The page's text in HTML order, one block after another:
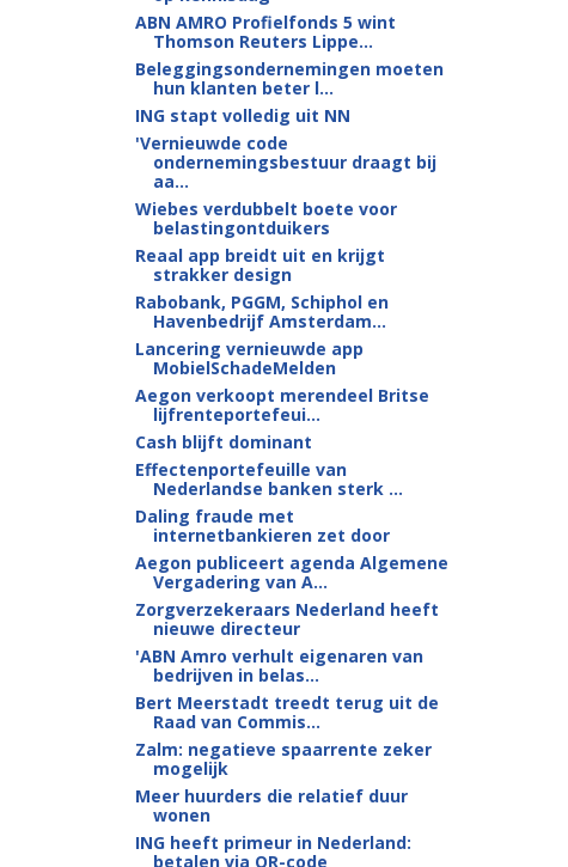
ABN AMRO Profielfonds 5 wint
Thomson Reuters Lippe...
Beleggingsondernemingen moeten
hun klanten beter l...
ING stapt volledig uit NN
'Vernieuwde code
ondernemingsbestuur draagt bij
aa...
Wiebes verdubbelt boete voor
belastingontduikers
Reaal app breidt uit en krijgt
strakker design
Rabobank, PGGM, Schiphol en
Havenbedrijf Amsterdam...
Lancering vernieuwde app
MobielSchadeMelden
Aegon verkoopt merendeel Britse
lijfrenteportefeui...
Cash blijft dominant
Effectenportefeuille van
Nederlandse banken sterk ...
Daling fraude met
internetbankieren zet door
Aegon publiceert agenda Algemene
Vergadering van A...
Zorgverzekeraars Nederland heeft
nieuwe directeur
'ABN Amro verhult eigenaren van
bedrijven in belas...
Bert Meerstadt treedt terug uit de
Raad van Commis...
Zalm: negatieve spaarrente zeker
mogelijk
Meer huurders die relatief duur
wonen
ING heeft primeur in Nederland:
betalen via QR-code